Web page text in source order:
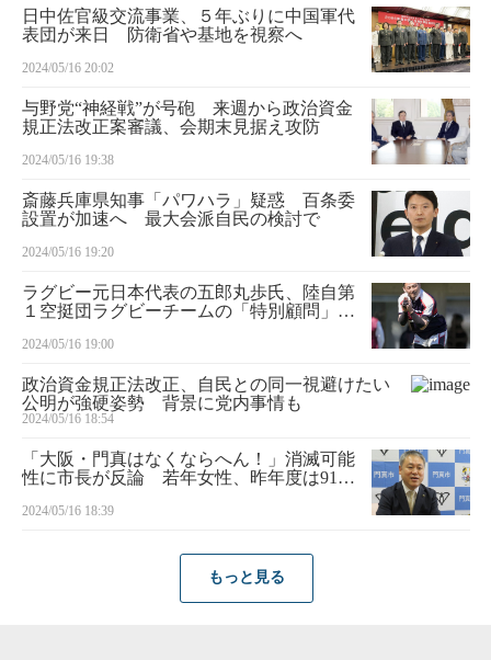
日中佐官級交流事業、５年ぶりに中国軍代
表団が来日 防衛省や基地を視察へ
2024/05/16 20:02
与野党“神経戦”が号砲 来週から政治資金
規正法改正案審議、会期末見据え攻防
2024/05/16 19:38
斎藤兵庫県知事「パワハラ」疑惑 百条委
設置が加速へ 最大会派自民の検討で
2024/05/16 19:20
ラグビー元日本代表の五郎丸歩氏、陸自第
１空挺団ラグビーチームの「特別顧問」に
2024/05/16 19:00
政治資金規正法改正、自民との同一視避けたい
公明が強硬姿勢 背景に党内事情も
2024/05/16 18:54
「大阪・門真はなくならへん！」消滅可能
性に市長が反論 若年女性、昨年度は91人
2024/05/16 18:39
もっと見る